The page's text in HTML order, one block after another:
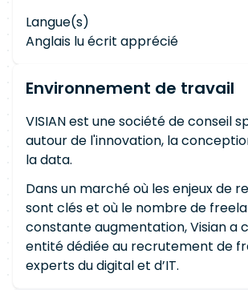
Langue(s)
Anglais lu écrit apprécié
Environnement de travail
VISIAN est une société de conseil
autour de l'innovation, la
la data.
Dans un marché où les enjeux de
sont clés et où le nombre de
constante augmentation, Visian a
entité dédiée au recrutement de
experts du digital et d’IT.